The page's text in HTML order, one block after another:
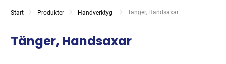
Start Produkter Handverktyg Current:
Tänger, Handsaxar
Tänger, Handsaxar